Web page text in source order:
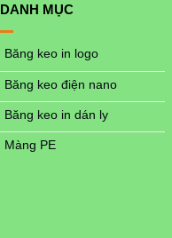
DANH MỤC
Băng keo in logo
Băng keo điện nano
Băng keo in dán ly
Màng PE